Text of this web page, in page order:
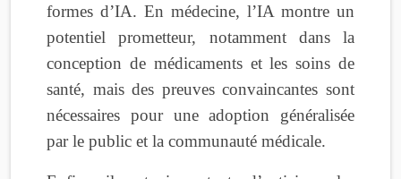
formes d’IA. En médecine, l’IA montre un
potentiel prometteur, notamment dans la
conception de médicaments et les soins de
santé, mais des preuves convaincantes sont
nécessaires pour une adoption généralisée
par le public et la communauté médicale.